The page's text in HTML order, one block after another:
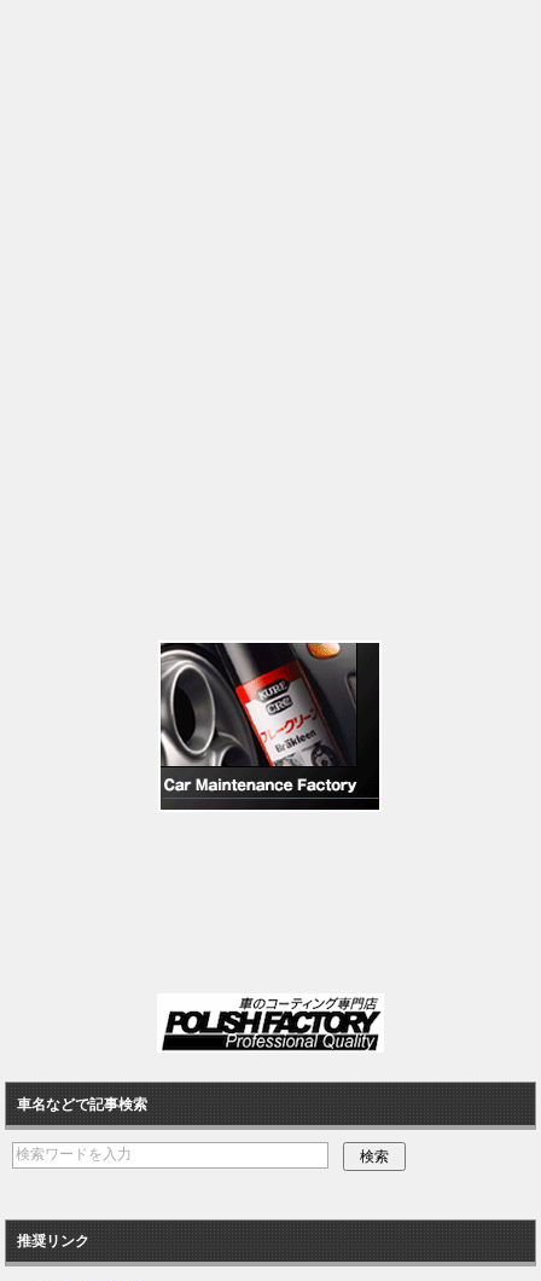
車名などで記事検索
推奨リンク